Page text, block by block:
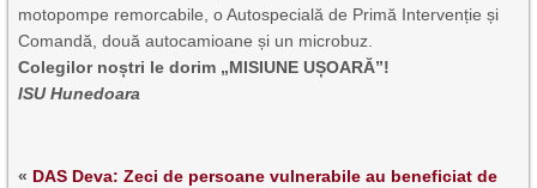
motopompe remorcabile, o Autospecială de Primă Intervenție și
Comandă, două autocamioane și un microbuz.
Colegilor noștri le dorim „MISIUNE UȘOARĂ”!
ISU Hunedoara
« DAS Deva: Zeci de persoane vulnerabile au beneficiat de